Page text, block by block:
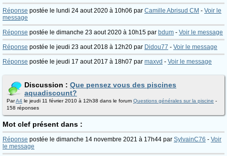
Réponse postée le lundi 24 aout 2020 à 10h06 par Camille Abrisud CM - Voir le
message
Réponse postée le dimanche 23 aout 2020 à 10h15 par bdum - Voir le message
Réponse postée le jeudi 23 aout 2018 à 12h20 par Didou77 - Voir le message
Réponse postée le jeudi 17 aout 2017 à 18h07 par maxvd - Voir le message
Discussion : Que pensez vous des piscines
aquadiscount?
ParA4 le jeudi 11 février 2010 à 12h38 dans le forum Questions générales sur la piscine -
158 réponses
Mot clef présent dans :
Réponse postée le dimanche 14 novembre 2021 à 17h44 par SylvainC76 - Voir
le message